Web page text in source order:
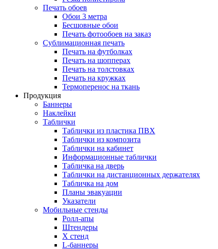
Печать обоев
Обои 3 метра
Бесшовные обои
Печать фотообоев на заказ
Сублимационная печать
Печать на футболках
Печать на шопперах
Печать на толстовках
Печать на кружках
Термоперенос на ткань
Продукция
Баннеры
Наклейки
Таблички
Таблички из пластика ПВХ
Таблички из композита
Таблички на кабинет
Информационные таблички
Табличка на дверь
Таблички на дистанционных держателях
Табличка на дом
Планы эвакуации
Указатели
Мобильные стенды
Ролл-апы
Штендеры
Х стенд
L-баннеры